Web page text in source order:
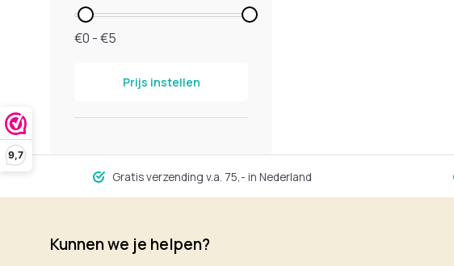
9,7
€0 - €5
Prijs instellen
Gratis verzending v.a. 75,- in Nederland
Kunnen we je helpen?